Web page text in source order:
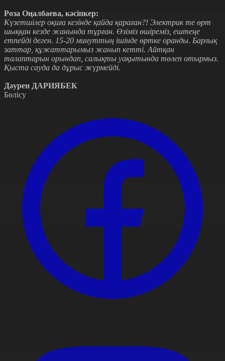
Роза Оңалбаева, кәсіпкер:
Күзетшілер оқиға кезінде қайда қараған?! Электрик те өрт
шыққан кезде жанында тұрған. Өзіміз өшіреміз, ештеңе
етпейді деген. 15-20 минуттың ішінде өртке оранды. Барлық
заттар, құжаттарымыз жанып кетті. Айтқан
талаптарын орындап, салықты уақытында төлеп отырмыз.
Қыста сауда да дұрыс жүрмейді.
Дәурен ДАРИЯБЕК
Бөлісу